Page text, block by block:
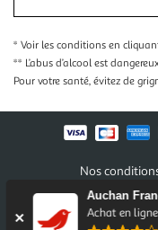
Auchan
Achat en
* Voir les conditions en
** L’abus d’alcool est
Pour votre santé, évitez de
Nos
Conditions des offres
Politique de